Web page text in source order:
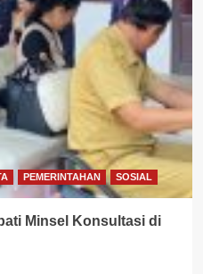
PEMERINTAHAN SOSIAL
Minsel Konsultasi di